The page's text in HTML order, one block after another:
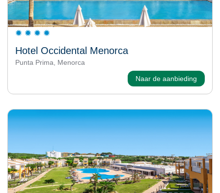
Hotel Occidental Menorca
Punta Prima, Menorca
Naar de aanbieding